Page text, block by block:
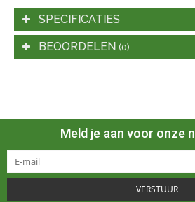
SPECIFICATIES
BEOORDELEN (0)
Meld je aan voor onze
VERSTUUR